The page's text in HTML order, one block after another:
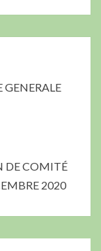
GENERALE
DE COMITÉ
2020